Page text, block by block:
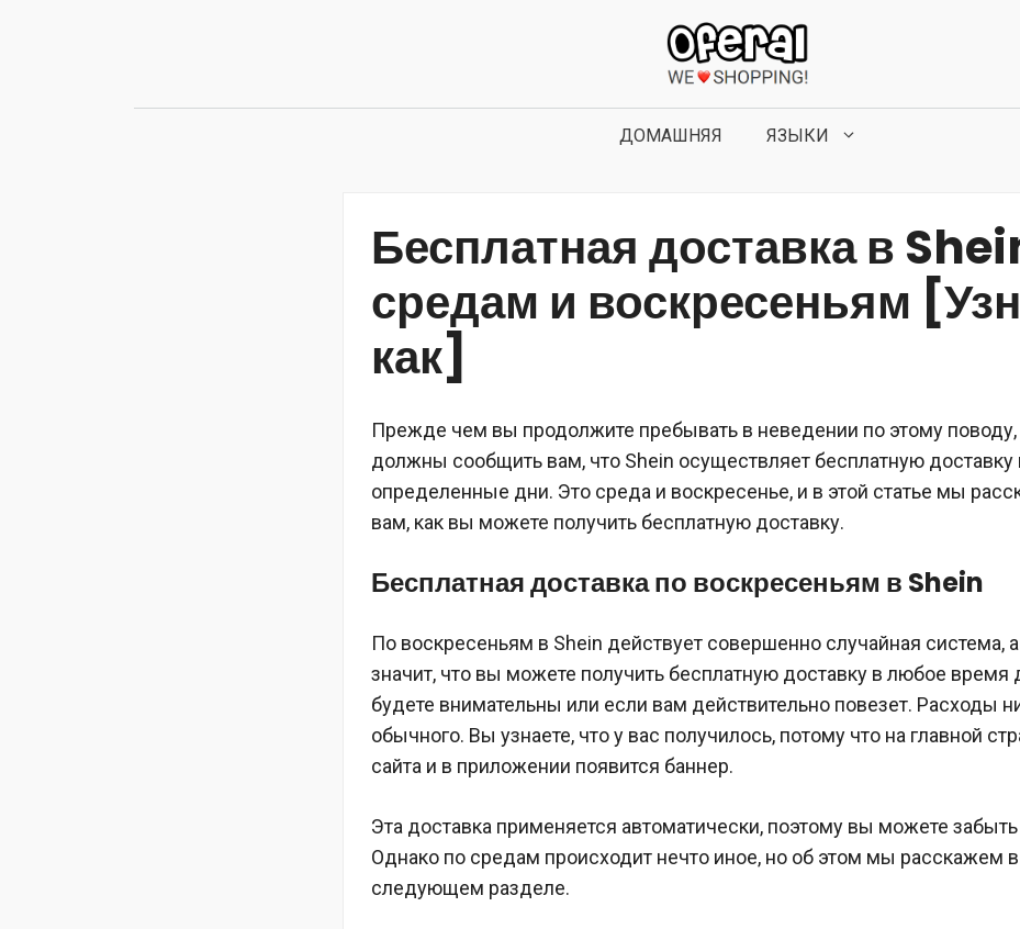
ДОМАШНЯЯ ЯЗЫКИ
Бесплатная доставка в
средам и воскресеньям
как]
Прежде чем вы продолжите пребывать в неведении по этому
должны сообщить вам, что Shein осуществляет бесплатную доставку
определенные дни. Это среда и воскресенье, и в этой статье мы
вам, как вы можете получить бесплатную доставку.
Бесплатная доставка по воскресеньям в Shein
По воскресеньям в Shein действует совершенно случайная система, а
значит, что вы можете получить бесплатную доставку в любое время
будете внимательны или если вам действительно повезет. Расходы
обычного. Вы узнаете, что у вас получилось, потому что на главной
сайта и в приложении появится баннер.
Эта доставка применяется автоматически, поэтому вы можете забыть
Однако по средам происходит нечто иное, но об этом мы расскажем в
следующем разделе.